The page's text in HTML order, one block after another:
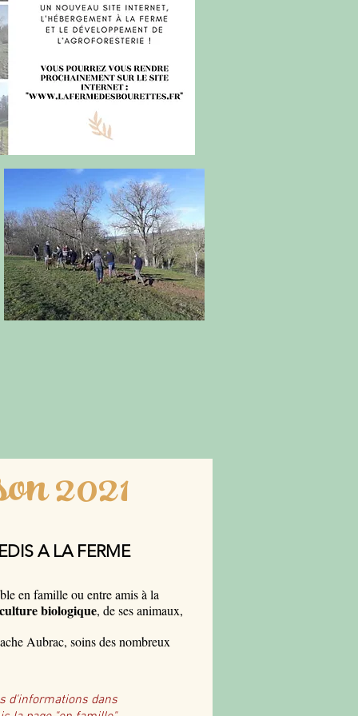
2021
A LA FERME
en famille ou entre amis à la
biologique, de ses animaux,
Aubrac, soins des nombreux
d'informations dans